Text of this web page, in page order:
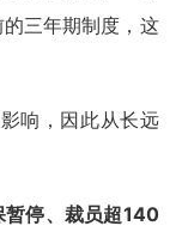
三年期制度，这
响，因此从长远
停、裁员超140